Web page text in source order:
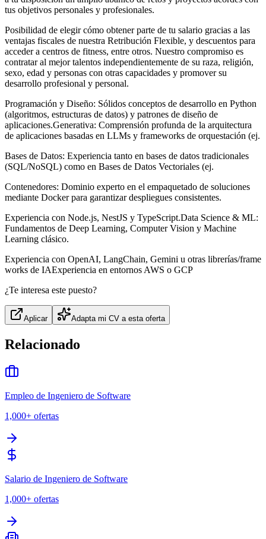
tus objetivos personales y profesionales.
Posibilidad de elegir cómo obtener parte de tu salario gracias a las
ventajas fiscales de nuestra Retribución Flexible, y descuentos para
acceder a centros de fitness, entre otros. Nuestro compromiso es
contratar al mejor talentos independientemente de su raza, religión,
sexo, edad y personas con otras capacidades y promover su
desarrollo profesional y personal.
Programación y Diseño: Sólidos conceptos de desarrollo en Python
(algoritmos, estructuras de datos) y patrones de diseño de
aplicaciones.Generativa: Comprensión profunda de la arquitectura
de aplicaciones basadas en LLMs y frameworks de orquestación (ej.
Bases de Datos: Experiencia tanto en bases de datos tradicionales
(SQL/NoSQL) como en Bases de Datos Vectoriales (ej.
Contenedores: Dominio experto en el empaquetado de soluciones
mediante Docker para garantizar despliegues consistentes.
Experiencia con Node.js, NestJS y TypeScript.Data Science & ML:
Fundamentos de Deep Learning, Computer Vision y Machine
Learning clásico.
Experiencia con OpenAI, LangChain, Gemini u otras librerías/frame
works de IAExperiencia en entornos AWS o GCP
¿Te interesa este puesto?
Aplicar Adapta mi CV a esta oferta
Relacionado
Empleo de Ingeniero de Software
1,000+ ofertas
Salario de Ingeniero de Software
1,000+ ofertas